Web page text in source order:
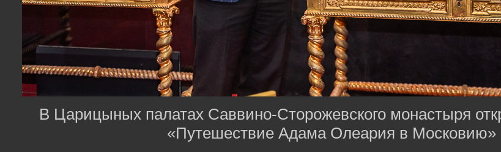
В Царицыных палатах Саввино-Сторожевского монастыря
«Путешествие Адама Олеария в Московию»